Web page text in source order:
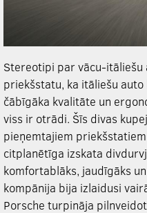
Stereotipi par vācu-itāliešu
priekšstatu, ka itāliešu
čābīgāka kvalitāte un
viss ir otrādi. Šīs divas
pieņemtajiem
citplanētīga izskata
komfortablāks, jaudīgāks
kompānija bija izlaidusi
Porsche turpināja